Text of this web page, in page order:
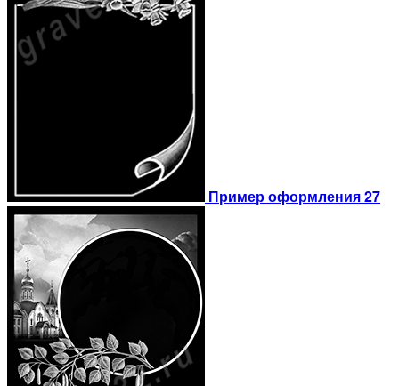
Пример оформления 27